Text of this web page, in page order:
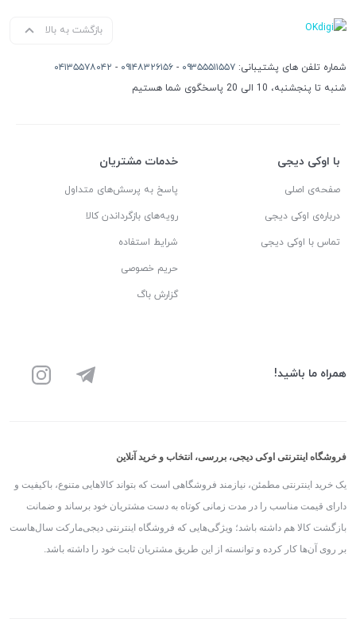
بازگشت به بالا
شماره تلفن های پشتیبانی: ۰۹۳۵۵۵۱۱۵۵۷ - ۰۹۱۴۸۳۲۶۱۵۶ - ۰۴۱۳۵۵۷۸۰۴۲
شنبه تا پنجشنبه، 10 الی 20 پاسخگوی شما هستیم
با اوکی دیجی
صفحه‌ی اصلی
درباره‌ی اوکی دیجی
تماس با اوکی دیجی
خدمات مشتریان
پاسخ به پرسش‌های متداول
رویه‌های بازگرداندن کالا
شرایط استفاده
حریم خصوصی
گزارش باگ
همراه ما باشید!
فروشگاه اینترنتی اوکی دیجی، بررسی، انتخاب و خرید آنلاین
یک خرید اینترنتی مطمئن، نیازمند فروشگاهی است که بتواند کالاهایی متنوع، باکیفیت و
دارای قیمت مناسب را در مدت زمانی کوتاه به دست مشتریان خود برساند و ضمانت
بازگشت کالا هم داشته باشد؛ ویژگی‌هایی که فروشگاه اینترنتی دیجی‌مارکت سال‌هاست
بر روی آن‌ها کار کرده و توانسته از این طریق مشتریان ثابت خود را داشته باشد.